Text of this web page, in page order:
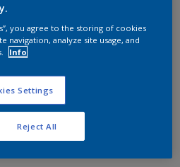
in de gaten, we werken
aan te vullen.
you agree to the storing of cookies
navigation, analyze site usage, and
Info
Settings
Reject All